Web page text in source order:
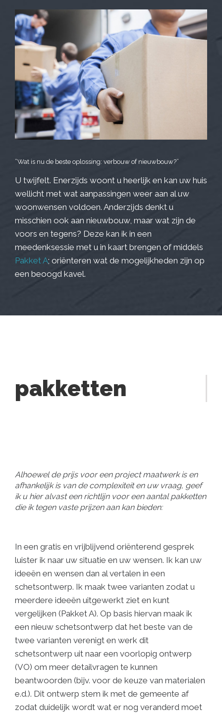
”Wat is nu de beste oplossing: verbouw of nieuwbouw?”
U twijfelt. Enerzijds woont u heerlijk en kan uw huis
wellicht met wat aanpassingen weer aan al uw
woonwensen voldoen. Anderzijds denkt u
misschien ook aan nieuwbouw, maar wat zijn de
voors en tegens? Deze kan ik in een
meedenksessie met u in kaart brengen of middels
Pakket A; oriënteren wat de mogelijkheden zijn op
een beoogd kavel.
pakketten
Alhoewel de prijs voor een project maatwerk is en
afhankelijk is van de complexiteit en uw vraag, geef
ik u hier alvast een richtlijn voor een aantal pakketten
die ik tegen vaste prijzen aan kan bieden:
In een gratis en vrijblijvend oriënterend gesprek
luister ik naar uw situatie en uw wensen. Ik kan uw
ideeën en wensen dan al vertalen in een
schetsontwerp. Ik maak twee varianten zodat u
meerdere ideeën uitgewerkt ziet en kunt
vergelijken (Pakket A). Op basis hiervan maak ik
een nieuw schetsontwerp dat het beste van de
twee varianten verenigt en werk dit
schetsontwerp uit naar een voorlopig ontwerp
(VO) om meer detailvragen te kunnen
beantwoorden (bijv. voor de keuze van materialen
e.d.). Dit ontwerp stem ik met de gemeente af
zodat duidelijk wordt wat er nog veranderd moet